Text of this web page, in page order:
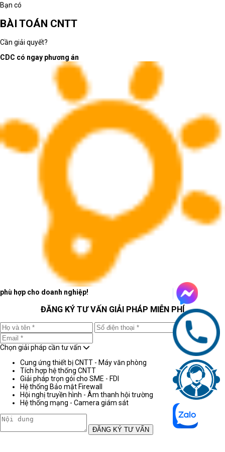
Bạn có
BÀI TOÁN CNTT
Cần giải quyết?
CDC có ngay phương án
phù hợp cho doanh nghiệp!
ĐĂNG KÝ TƯ VẤN GIẢI PHÁP MIỄN PHÍ
Chọn giải pháp cần tư vấn
Cung ứng thiết bị CNTT - Máy văn phòng
Tích hợp hệ thống CNTT
Giải pháp trọn gói cho SME - FDI
Hệ thống Bảo mật Firewall
Hội nghị truyền hình - Âm thanh hội trường
Hệ thống mạng - Camera giám sát
ĐĂNG KÝ TƯ VẤN